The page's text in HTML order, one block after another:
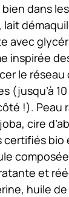
bien dans
lait
avec
inspirée
le réseau
(jusqu’à
!). Peau
cire
certifiés bio
et
huile